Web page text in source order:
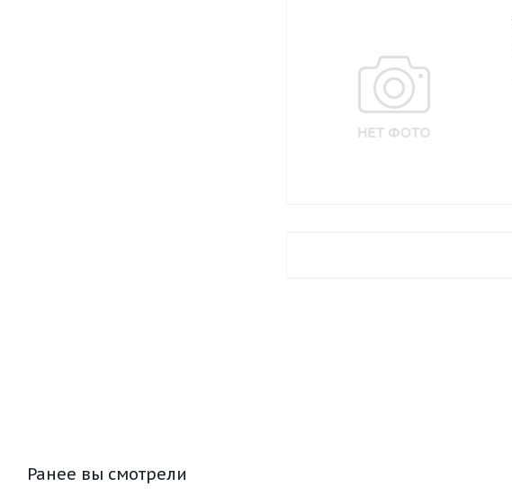
Ранее вы смотрели